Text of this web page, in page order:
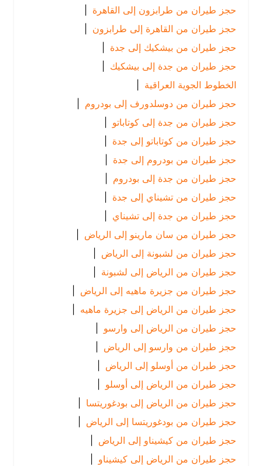
حجز طيران من طرابزون إلى القاهرة |
حجز طيران من القاهرة إلى طرابزون |
حجز طيران من بيشكيك إلى جدة
حجز طيران من جدة إلى بيشكيك |
الخطوط الجوية العراقية
حجز طيران من دوسلدورف إلى بودروم |
حجز طيران من جدة إلى كوتاباتو |
حجز طيران من كوتاباتو إلى جدة
حجز طيران من بودروم إلى جدة
حجز طيران من جدة إلى بودروم |
حجز طيران من تشيناي إلى جدة
حجز طيران من جدة إلى تشيناي |
حجز طيران من سان مارينو إلى الرياض
|
حجز طيران من لشبونة إلى الرياض
|
حجز طيران من الرياض إلى لشبونة |
حجز طيران من جزيرة ماهيه إلى الرياض
|
حجز طيران من الرياض إلى جزيرة ماهيه |
حجز طيران من الرياض إلى وارسو
|
حجز طيران من وارسو إلى الرياض
|
حجز طيران من أوسلو إلى الرياض
|
حجز طيران من الرياض إلى أوسلو
|
حجز طيران من الرياض إلى بودغوريتسا
|
حجز طيران من بودغوريتسا إلى الرياض
|
حجز طيران من كيشيناو إلى الرياض
|
حجز طيران من الرياض إلى كيشيناو |